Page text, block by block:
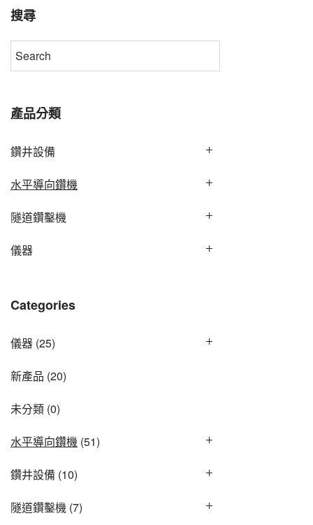
搜尋
產品分類
鑽井設備
水平導向鑽機
隧道鑽鑿機
儀器
Categories
儀器 (25)
新產品 (20)
未分類 (0)
水平導向鑽機 (51)
鑽井設備 (10)
隧道鑽鑿機 (7)